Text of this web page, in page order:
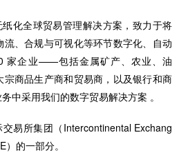
化全球贸易管理解决方案，致力于将
、合规与可视化等环节数字化、自动
家企业——包括金属矿产、农业、油
商品生产商和贸易商，以及银行和商
采用我们的数字贸易解决方案 。
易所集团（Intercontinental Exchang
的一部分。